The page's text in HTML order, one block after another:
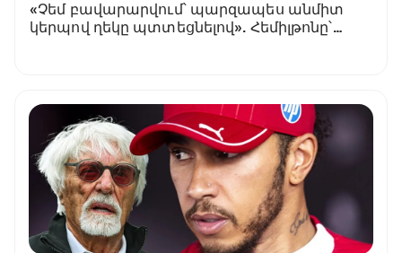
«Չեմ բավարարվում՝ պարզապես անմիտ
կերպով ղեկը պտտեցնելով». Հեմիլթոնը՝